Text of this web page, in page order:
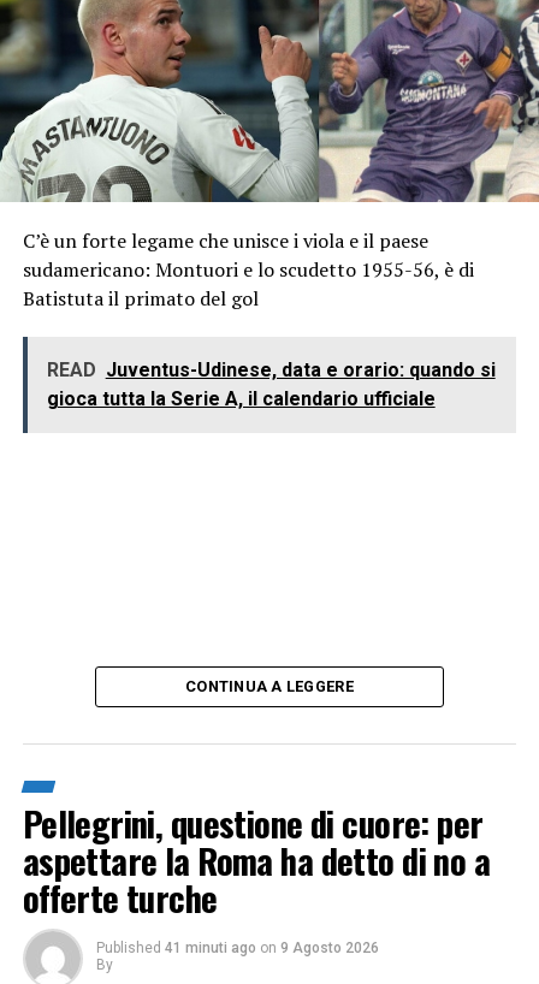
C’è un forte legame che unisce i viola e il paese
sudamericano: Montuori e lo scudetto 1955-56, è di
Batistuta il primato del gol
READ Juventus-Udinese, data e orario: quando si
gioca tutta la Serie A, il calendario ufficiale
CONTINUA A LEGGERE
Pellegrini, questione di cuore: per
aspettare la Roma ha detto di no a
offerte turche
Published 41 minuti ago on 9 Agosto 2026
By